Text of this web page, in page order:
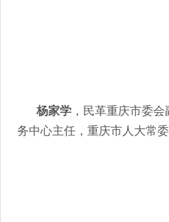
杨家学 ，民革重庆市委
务中心主任，重庆市人大常委